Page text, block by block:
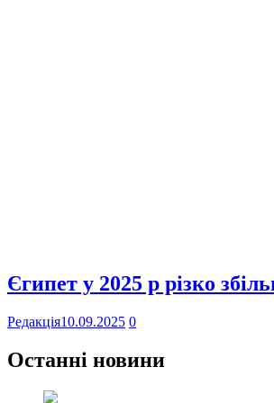
Єгипет у 2025 р різко
Редакція10.09.2025 0
Останні новини